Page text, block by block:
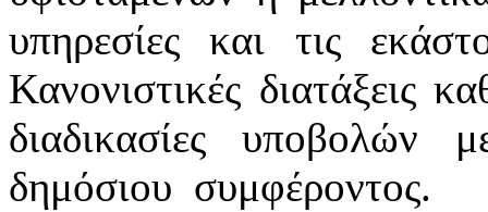
υπηρεσίες και τις
Κανονιστικές διατάξεις
διαδικασίες
δημόσιου συμφέροντος.